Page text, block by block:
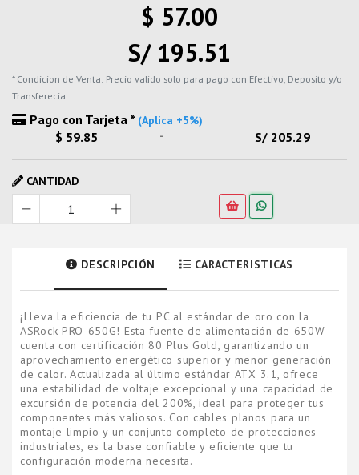
$ 57.00
S/ 195.51
* Condicion de Venta: Precio valido solo para pago con Efectivo, Deposito y/o
Transferecia.
Pago con Tarjeta * (Aplica +5%)
$ 59.85 - S/ 205.29
CANTIDAD
DESCRIPCIÓN CARACTERISTICAS
¡Lleva la eficiencia de tu PC al estándar de oro con la
ASRock PRO-650G! Esta fuente de alimentación de 650W
cuenta con certificación 80 Plus Gold, garantizando un
aprovechamiento energético superior y menor generación
de calor. Actualizada al último estándar ATX 3.1, ofrece
una estabilidad de voltaje excepcional y una capacidad de
excursión de potencia del 200%, ideal para proteger tus
componentes más valiosos. Con cables planos para un
montaje limpio y un conjunto completo de protecciones
industriales, es la base confiable y eficiente que tu
configuración moderna necesita.